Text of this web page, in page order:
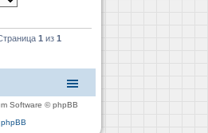
1 из1
Software © phpBB